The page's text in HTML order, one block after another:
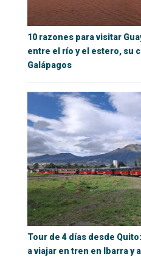
10 razones para visitar
entre el río y el estero, su
Galápagos
Tour de 4 días desde
a viajar en tren en Ibarra y